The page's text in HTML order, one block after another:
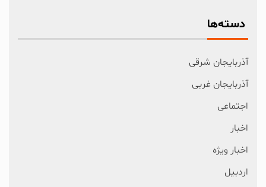
دسته‌ها
آذربایجان شرقی
آذربایجان غربی
اجتماعی
اخبار
اخبار ویژه
اردبیل